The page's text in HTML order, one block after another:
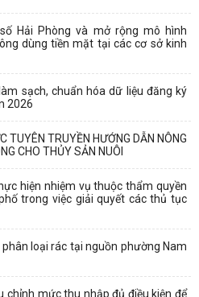
Hải Phòng và mở rộng mô hình
dùng tiền mặt tại các cơ sở kinh
sạch, chuẩn hóa dữ liệu đăng ký
2026
TUYÊN TRUYỀN HƯỚNG DẪN NÔNG
CHO THỦY SẢN NUÔI
hiện nhiệm vụ thuộc thẩm quyền
trong việc giải quyết các thủ tục
loại rác tại nguồn phường Nam
chỉnh mức thu nhập đủ điều kiện để